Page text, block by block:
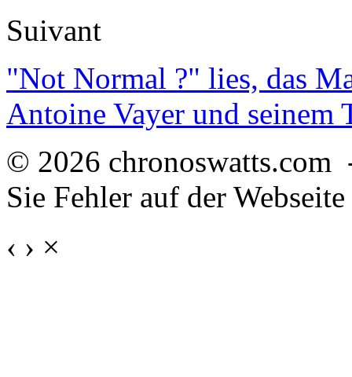
Suivant
"Not Normal ?" lies, das
Antoine Vayer und seinem
© 2026
Sie Fehler auf der
‹ › ×